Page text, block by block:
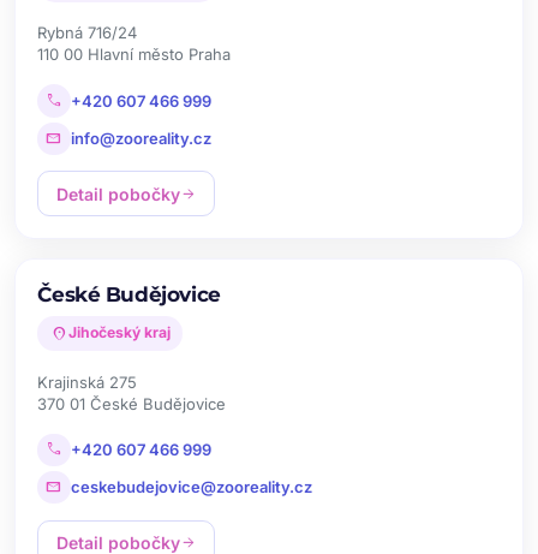
Rybná 716/24
110 00 Hlavní město Praha
call +420 607 466 999
mail info@zooreality.cz
Detail pobočkyarrow_forward
České Budějovice
location_on Jihočeský kraj
Krajinská 275
370 01 České Budějovice
call +420 607 466 999
mail ceskebudejovice@zooreality.cz
Detail pobočkyarrow_forward